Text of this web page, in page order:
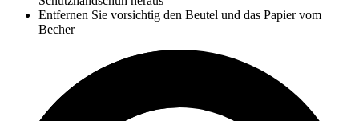
Entfernen Sie vorsichtig den Beutel und das Papier vom
Becher